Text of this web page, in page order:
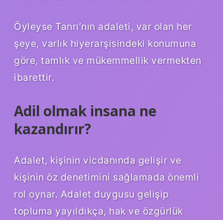
Öyleyse Tanrı’nın adaleti, var olan her
şeye, varlık hiyerarşisindeki konumuna
göre, tamlık ve mükemmellik vermekten
ibarettir.
Adil olmak insana ne
kazandırır?
Adalet, kişinin vicdanında gelişir ve
kişinin öz denetimini sağlamada önemli
rol oynar. Adalet duygusu gelişip
topluma yayıldıkça, hak ve özgürlük